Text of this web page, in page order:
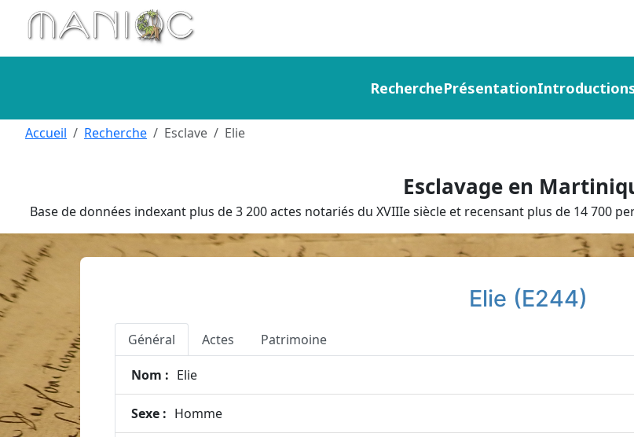
Aller au contenu principal
RecherchePrésentation
Esclavage en
Base de données indexant plus de 3 200 actes notariés du XVIIIe siècle et recensant plus de 14 700
Accueil Recherche Esclave Elie
Elie (E244)
Général Actes Patrimoine
Nom : Elie
Sexe : Homme